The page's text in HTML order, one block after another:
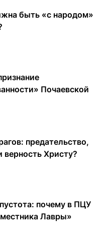
быть «с народом»
Почаевской
предательство,
верность Христу?
почему в ПЦУ
Лавры»